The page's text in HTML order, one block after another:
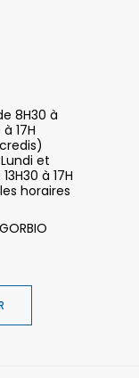
8H30 à
17H
et
à 17H
horaires